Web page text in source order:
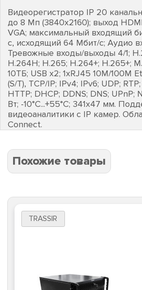
Видеорегистратор IP 20
до 8 Мп (3840х2160); выход
VGA; максимальный входящий
с, исходящий 64 Мбит/с; Аудио
Тревожные входы/выходы 4/1;
H.264H; H.265; H.264+; H.265+;
10ТБ; USB х2; 1хRJ45 10M/100M
(S/T), TCP/IP; IPv4; IPv6; UDP;
HTTP; DHCP; DDNS; DNS; UPnP;
Вт; -10°C...+55°C; 341х47 мм.
видеоаналитики с IP камер.
Connect.
Похожие товары
TRASSIR